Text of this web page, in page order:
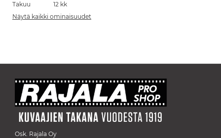
Takuu
12 kk
Näytä kaikki ominaisuudet
Osk. Rajala Oy